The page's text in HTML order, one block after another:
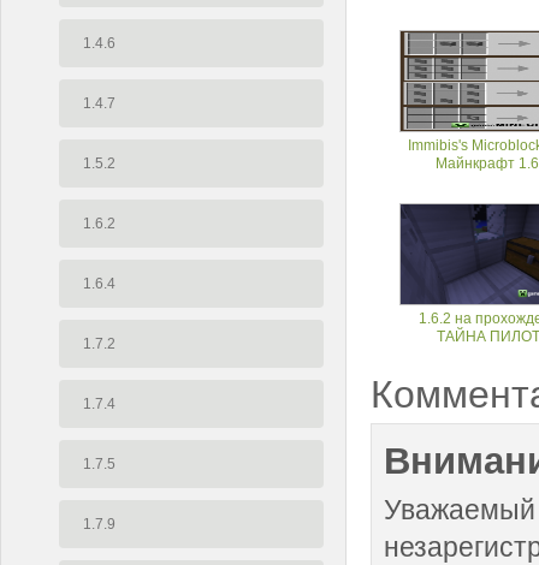
1.4.6
1.4.7
1.5.2
1.6.2
1.6.4
1.7.2
1.7.4
1.7.5
1.7.9
Immibis's
Майнкрафт
1.6.2 на
ТАЙНА
Уважаемый